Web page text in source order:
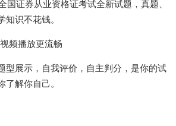
国证券从业资格证考试全新试题，真题、
知识不花钱。
频播放更流畅
型展示，自我评价，自主判分，是你的试
了解你自己。